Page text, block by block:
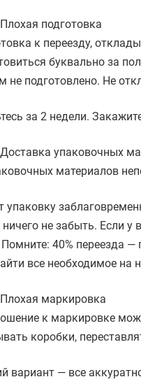
подготовка
к переезду,
буквально за
не подготовлено. Не
за 2 недели.
упаковочных
материалов
упаковку
не забыть. Если у
Помните: 40% переезда
все необходимое на
маркировка
к маркировке
коробки,
вариант — все